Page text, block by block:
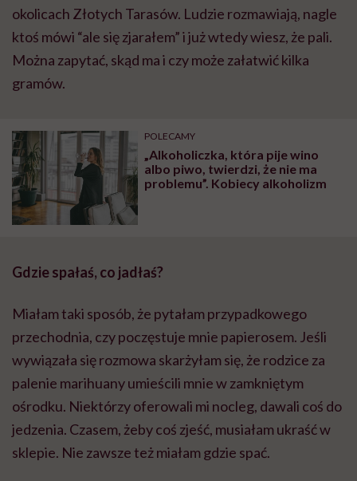
okolicach Złotych Tarasów. Ludzie rozmawiają, nagle
ktoś mówi “ale się zjarałem” i już wtedy wiesz, że pali.
Można zapytać, skąd ma i czy może załatwić kilka
gramów.
POLECAMY
„Alkoholiczka, która pije wino
albo piwo, twierdzi, że nie ma
problemu”. Kobiecy alkoholizm
Gdzie spałaś, co jadłaś?
Miałam taki sposób, że pytałam przypadkowego
przechodnia, czy poczęstuje mnie papierosem. Jeśli
wywiązała się rozmowa skarżyłam się, że rodzice za
palenie marihuany umieścili mnie w zamkniętym
ośrodku. Niektórzy oferowali mi nocleg, dawali coś do
jedzenia. Czasem, żeby coś zjeść, musiałam ukraść w
sklepie. Nie zawsze też miałam gdzie spać.